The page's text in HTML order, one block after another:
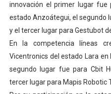
innovación el primer lugar fue
estado Anzoátegui, el segundo
y el tercer lugar para Gestubot
En la competencia líneas
Vicentronics del estado Lara
segundo lugar fue para Cbit
tercer lugar para Mapis Robotic